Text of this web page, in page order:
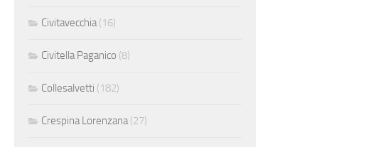
Civitavecchia(16)
Civitella Paganico (8)
Collesalvetti (182)
Crespina Lorenzana(27)